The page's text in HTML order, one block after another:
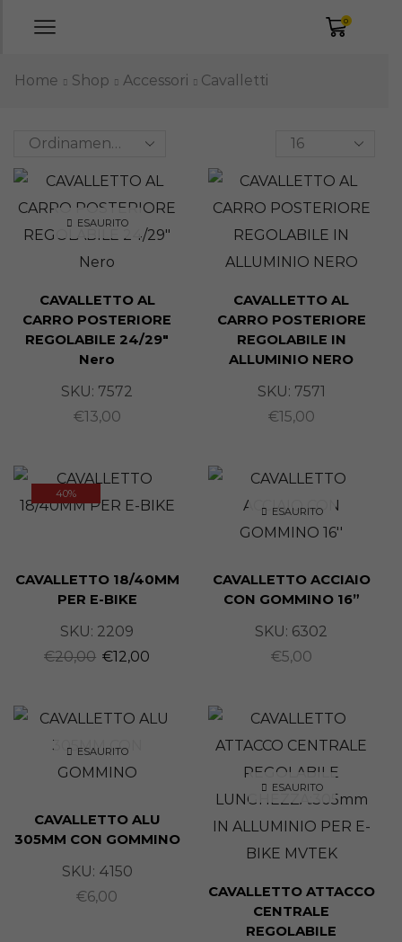
0
Home Shop Accessori Cavalletti
ESAURITO
CAVALLETTO AL
CARRO POSTERIORE
REGOLABILE 24/29″
Nero
SKU: 7572
€13,00
CAVALLETTO AL
CARRO POSTERIORE
REGOLABILE IN
ALLUMINIO NERO
SKU: 7571
€15,00
40%
CAVALLETTO 18/40MM
PER E-BIKE
SKU: 2209
€20,00 €12,00
ESAURITO
CAVALLETTO ACCIAIO
CON GOMMINO 16”
SKU: 6302
€5,00
ESAURITO
CAVALLETTO ALU
305MM CON GOMMINO
SKU: 4150
€6,00
ESAURITO
CAVALLETTO ATTACCO
CENTRALE
REGOLABILE